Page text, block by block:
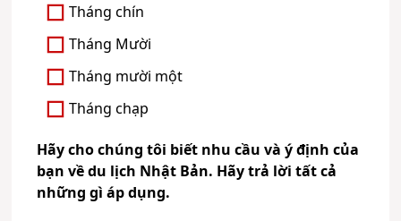
Tháng chín
Tháng Mười
Tháng mười một
Tháng chạp
Hãy cho chúng tôi biết nhu cầu và ý định của
bạn về du lịch Nhật Bản. Hãy trả lời tất cả
những gì áp dụng.